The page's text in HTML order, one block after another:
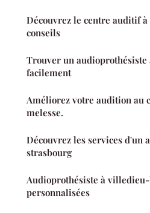
Découvrez le centre auditif
conseils
Trouver un
facilement
Améliorez votre audition au
melesse.
Découvrez les services d'un
strasbourg
Audioprothésiste à
personnalisées